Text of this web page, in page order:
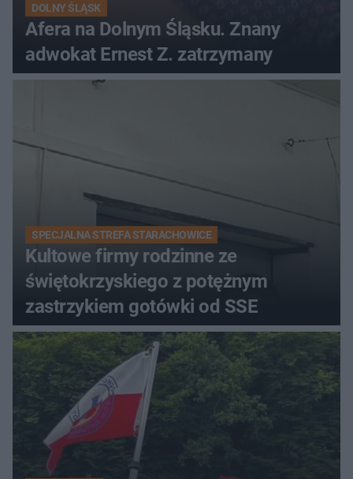
DOLNY ŚLĄSK
Afera na Dolnym Śląsku. Znany
adwokat Ernest Z. zatrzymany
SPECJALNA STREFA STARACHOWICE
Kultowe firmy rodzinne ze
świętokrzyskiego z potężnym
zastrzykiem gotówki od SSE